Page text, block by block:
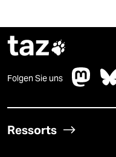
taz
Folgen Sie uns
Ressorts